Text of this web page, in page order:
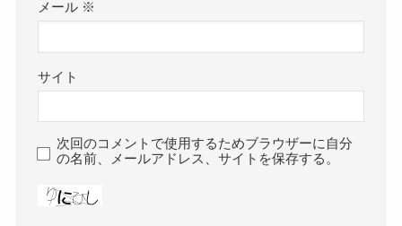
メール ※
サイト
次回のコメントで使用するためブラウザーに自分
の名前、メールアドレス、サイトを保存する。